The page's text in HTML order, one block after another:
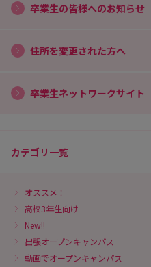
卒業生の皆様へのお知らせ
住所を変更された方へ
卒業生ネットワークサイト
カテゴリ一覧
オススメ！
高校3年生向け
New!!
出張オープンキャンパス
動画でオープンキャンパス